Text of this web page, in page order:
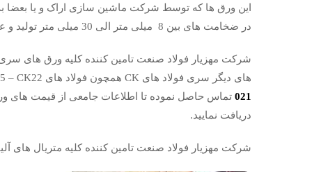
این ورق ها که توسط شرکت ماشین سازی اراک و یا
در ضخامت های بین 8 میلی متر الی 30 میلی متر تولید و عرضه می گردند.
های دیگر سری فولاد های CK همچون فولاد های CK10 – CK15 – CK22 و CK60 با واحد فروش شرکت به شماره
021
دریافت نمایید.
شرکت مهزیار فولاد صنعت تامین کننده کلیه متریال های